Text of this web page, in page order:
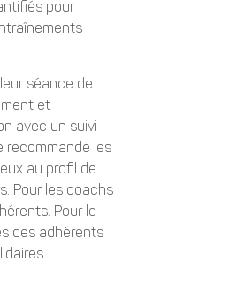
pour
séance de
et
avec un suivi
recommande les
au profil de
Pour les coachs
Pour le
des adhérents